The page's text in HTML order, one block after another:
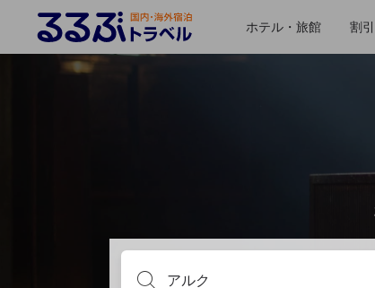
ホテル・旅館 割